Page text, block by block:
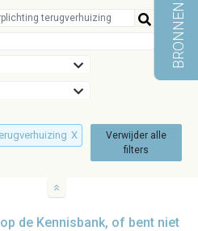
X
Verwijder alle
filters
de Kennisbank, of bent niet
BRONNEN